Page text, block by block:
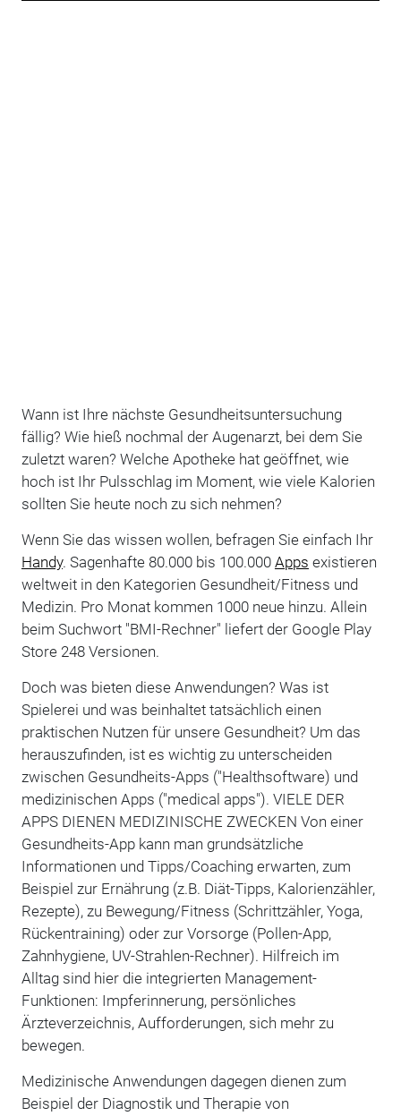
Wann ist Ihre nächste Gesundheitsuntersuchung
fällig? Wie hieß nochmal der Augenarzt, bei dem Sie
zuletzt waren? Welche Apotheke hat geöffnet, wie
hoch ist Ihr Pulsschlag im Moment, wie viele Kalorien
sollten Sie heute noch zu sich nehmen?
Wenn Sie das wissen wollen, befragen Sie einfach Ihr
Handy. Sagenhafte 80.000 bis 100.000 Apps existieren
weltweit in den Kategorien Gesundheit/Fitness und
Medizin. Pro Monat kommen 1000 neue hinzu. Allein
beim Suchwort "BMI-Rechner" liefert der Google Play
Store 248 Versionen.
Doch was bieten diese Anwendungen? Was ist
Spielerei und was beinhaltet tatsächlich einen
praktischen Nutzen für unsere Gesundheit? Um das
herauszufinden, ist es wichtig zu unterscheiden
zwischen Gesundheits-Apps ("Healthsoftware) und
medizinischen Apps ("medical apps"). VIELE DER
APPS DIENEN MEDIZINISCHE ZWECKEN Von einer
Gesundheits-App kann man grundsätzliche
Informationen und Tipps/Coaching erwarten, zum
Beispiel zur Ernährung (z.B. Diät-Tipps, Kalorienzähler,
Rezepte), zu Bewegung/Fitness (Schrittzähler, Yoga,
Rückentraining) oder zur Vorsorge (Pollen-App,
Zahnhygiene, UV-Strahlen-Rechner). Hilfreich im
Alltag sind hier die integrierten Management-
Funktionen: Impferinnerung, persönliches
Ärzteverzeichnis, Aufforderungen, sich mehr zu
bewegen.
Medizinische Anwendungen dagegen dienen zum
Beispiel der Diagnostik und Therapie von